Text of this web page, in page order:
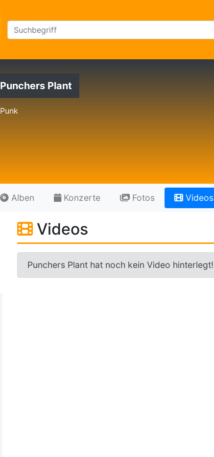
Punchers Plant
Punk
Alben Konzerte Fotos Videos
Videos
Punchers Plant hat noch kein Video hinterlegt!